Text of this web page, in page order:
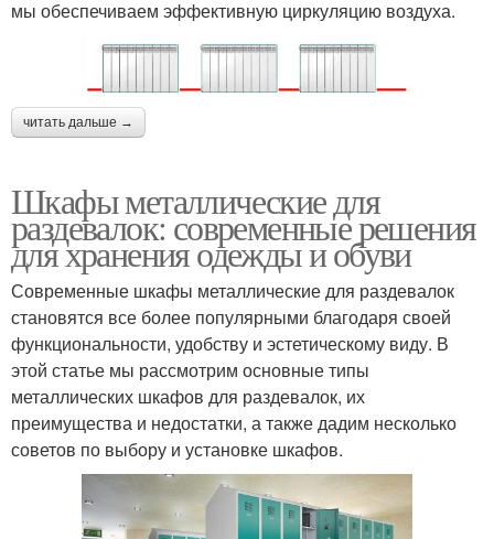
мы обеспечиваем эффективную циркуляцию воздуха.
читать дальше →
Шкафы металлические для
раздевалок: современные решения
для хранения одежды и обуви
Современные шкафы металлические для раздевалок
становятся все более популярными благодаря своей
функциональности, удобству и эстетическому виду. В
этой статье мы рассмотрим основные типы
металлических шкафов для раздевалок, их
преимущества и недостатки, а также дадим несколько
советов по выбору и установке шкафов.